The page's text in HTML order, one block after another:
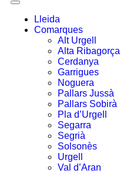
Lleida
Comarques
Alt Urgell
Alta Ribagorça
Cerdanya
Garrigues
Noguera
Pallars Jussà
Pallars Sobirà
Pla d’Urgell
Segarra
Segrià
Solsonès
Urgell
Val d’Aran